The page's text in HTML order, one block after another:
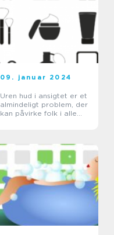
09. januar 2024
Uren hud i ansigtet er et
almindeligt problem, der
kan påvirke folk i alle